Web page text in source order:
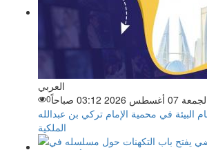
العربي
07 أغسطس 2026 03:12 صباحاً
0
في محمية الإمام تركي بن عبدالله
الملكية